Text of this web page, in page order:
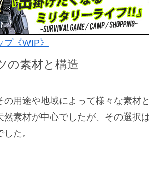
《WIP》
の素材と構造
用途や地域によって様々な素材
素材が中心でしたが、その選択
た。